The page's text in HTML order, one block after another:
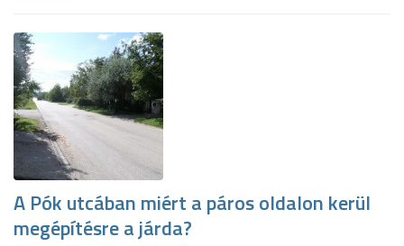
A Pók utcában miért a páros oldalon kerül
megépítésre a járda?